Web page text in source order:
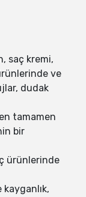
saç kremi,
ve
dudak
tamamen
bir
ürünlerinde